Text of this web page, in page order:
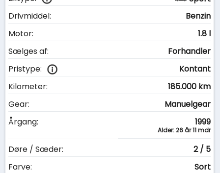
Drivmiddel:
Benzin
Motor:
1.8 l
Sælges af:
Forhandler
Pristype:
Kontant
Kilometer:
185.000 km
Gear:
Manuelgear
Årgang:
1999
Alder: 26 år 11 mdr
Døre / Sæder:
2 / 5
Farve:
Sort